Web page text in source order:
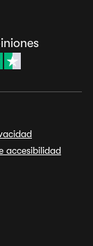
accesibilidad